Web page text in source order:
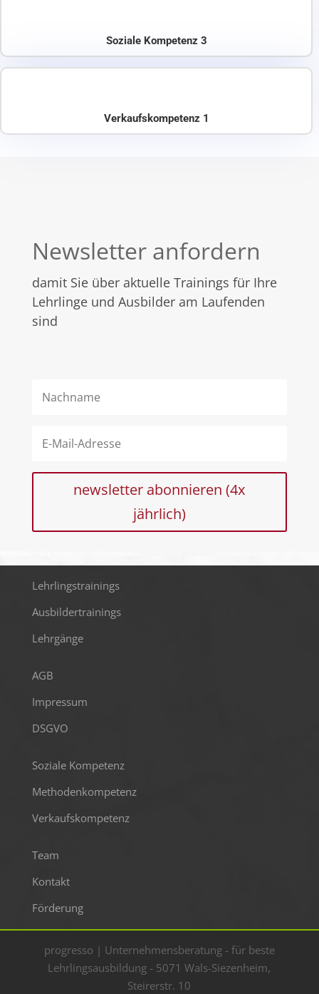
Soziale Kompetenz 3
Verkaufskompetenz 1
Newsletter anfordern
damit Sie über aktuelle Trainings für Ihre
Lehrlinge und Ausbilder am Laufenden
sind
newsletter abonnieren (4x
jährlich)
Lehrlingstrainings
Ausbildertrainings
Lehrgänge
AGB
Impressum
DSGVO
Soziale Kompetenz
Methodenkompetenz
Verkaufskompetenz
Team
Kontakt
Förderung
progresso | Unternehmensberatung - für beste
Lehrlingsausbildung - 5071 Wals-Siezenheim,
Steirerstr. 10